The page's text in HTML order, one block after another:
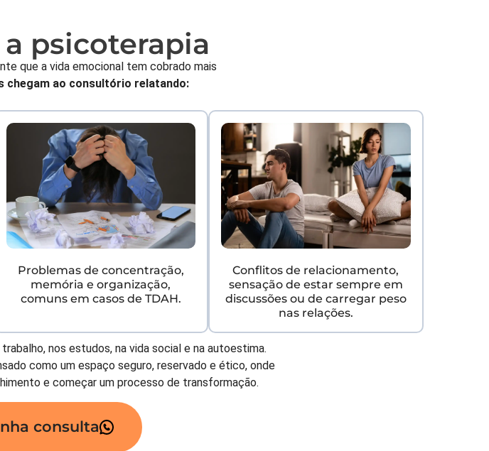
a psicoterapia
que a vida emocional tem cobrado mais
chegam ao consultório relatando:
Problemas de concentração,
memória e organização,
comuns em casos de TDAH.
Conflitos de relacionamento,
sensação de estar sempre em
discussões ou de carregar peso
nas relações.
nos estudos, na vida social e na autoestima.
como um espaço seguro, reservado e ético, onde
e começar um processo de transformação.
consulta